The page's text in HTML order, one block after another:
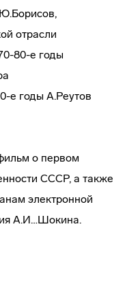
отрасли
80-е годы
е годы А.Реутов
о первом
СССР, а также
электронной
А.И…Шокина.